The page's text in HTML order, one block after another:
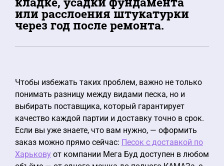
или расслоения штукатурки
через год после ремонта.
Чтобы избежать таких проблем, важно не только
понимать разницу между видами песка, но и
выбирать поставщика, который гарантирует
качество каждой партии и доставку точно в срок.
Если вы уже знаете, что вам нужно, — оформить
заказ можно прямо сейчас: Песок с доставкой по
Харькову от компании Мега Буд доступен в любом